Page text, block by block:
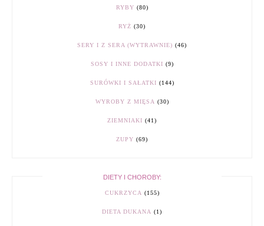
RYBY (80)
RYŻ (30)
SERY I Z SERA (WYTRAWNIE) (46)
SOSY I INNE DODATKI (9)
SURÓWKI I SAŁATKI (144)
WYROBY Z MIĘSA (30)
ZIEMNIAKI (41)
ZUPY (69)
DIETY I CHOROBY:
CUKRZYCA (155)
DIETA DUKANA (1)